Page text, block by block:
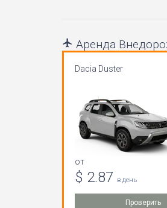
Аренда
Dacia Duster
от
$ 2.87 в день
Проверить